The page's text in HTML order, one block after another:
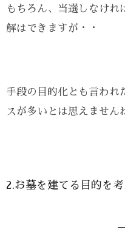
もちろん、当選しなけれ
解はできますが・・
手段の目的化とも言われ
スが多いとは思えません
2.お墓を建てる目的を